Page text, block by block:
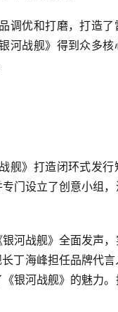
调优和打磨，打造
河战舰》得到众多核
舰》打造闭环式发
门设立了创意小组
河战舰》全面发声
丁海峰担任品牌代
银河战舰》的魅力